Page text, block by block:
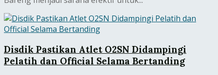
Disdik Pastikan Atlet O2SN Didampingi
Pelatih dan Official Selama Bertanding